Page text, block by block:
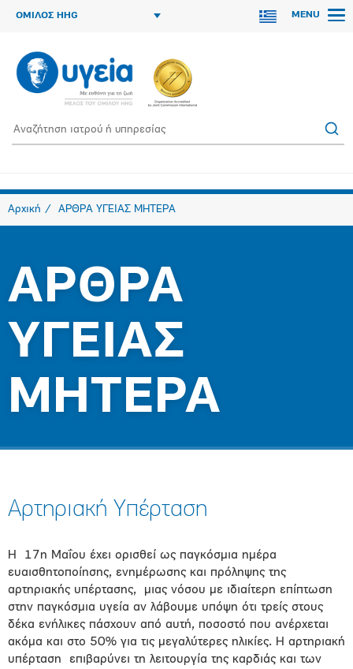
ΟΜΙΛΟΣ HHG MENU
Αρχική ΑΡΘΡΑ ΥΓΕΙΑΣ ΜΗΤΕΡΑ
ΑΡΘΡΑ
ΥΓΕΙΑΣ
ΜΗΤΕΡΑ
Αρτηριακή Υπέρταση
Η 17η Μαΐου έχει ορισθεί ως παγκόσμια ημέρα
ευαισθητοποίησης, ενημέρωσης και πρόληψης της
αρτηριακής υπέρτασης, μιας νόσου με ιδιαίτερη επίπτωση
στην παγκόσμια υγεία αν λάβουμε υπόψη ότι τρείς στους
δέκα ενήλικες πάσχουν από αυτή, ποσοστό που ανέρχεται
ακόμα και στο 50% για τις μεγαλύτερες ηλικίες. Η αρτηριακή
υπέρταση επιβαρύνει τη λειτουργία της καρδιάς και των